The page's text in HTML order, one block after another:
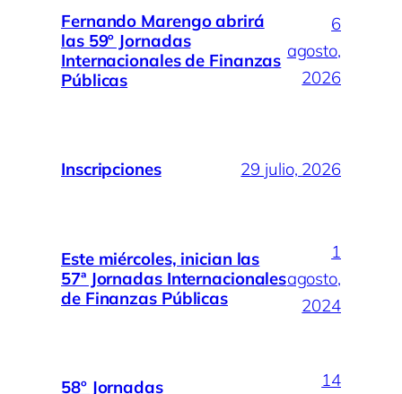
Fernando Marengo abrirá
las 59º Jornadas
Internacionales de Finanzas
Públicas
6
agosto,
2026
Inscripciones 29 julio, 2026
Este miércoles, inician las
57ª Jornadas Internacionales
de Finanzas Públicas
1
agosto,
2024
58º Jornadas
14